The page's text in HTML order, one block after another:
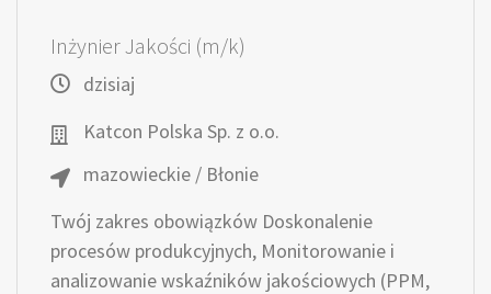
Inżynier Jakości (m/k)
dzisiaj
Katcon Polska Sp. z o.o.
mazowieckie / Błonie
Twój zakres obowiązków Doskonalenie
procesów produkcyjnych, Monitorowanie i
analizowanie wskaźników jakościowych (PPM,